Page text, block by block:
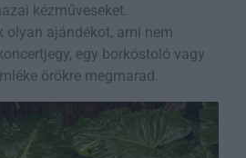
kézműveseket.
olyan ajándékot, ami nem
egy borkóstoló vagy
örökre megmarad.